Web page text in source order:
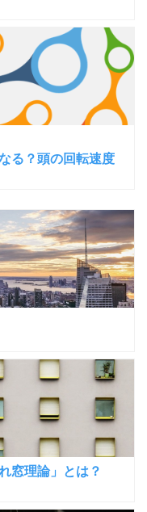
る？頭の回転速度
窓理論」とは？